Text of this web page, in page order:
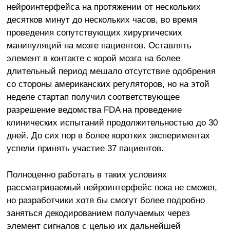
нейроинтерфейса на протяжении от нескольких
десятков минут до нескольких часов, во время
проведения сопутствующих хирургических
манипуляций на мозге пациентов. Оставлять
элемент в контакте с корой мозга на более
длительный период мешало отсутствие одобрения
со стороны американских регуляторов, но на этой
неделе стартап получил соответствующее
разрешение ведомства FDA на проведение
клинических испытаний продолжительностью до 30
дней. До сих пор в более коротких экспериментах
успели принять участие 37 пациентов.
Полноценно работать в таких условиях
рассматриваемый нейроинтерфейс пока не сможет,
но разработчики хотя бы смогут более подробно
заняться декодированием получаемых через
элемент сигналов с целью их дальнейшей